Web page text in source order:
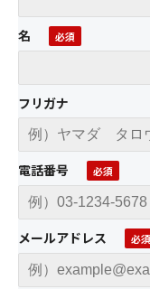
名
フリガナ
電話番号
メールアドレス